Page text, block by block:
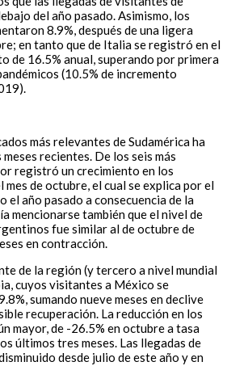
del año pasado. Asimismo, los
8.9%, después de una ligera
en tanto que de Italia se registró en el
de 16.5% anual, superando por primera
(10.5% de incremento
más relevantes de Sudamérica ha
recientes. De los seis más
registró un crecimiento en los
de octubre, el cual se explica por el
el año pasado a consecuencia de la
mencionarse también que el nivel de
fue similar al de octubre de
en contracción.
de la región (y tercero a nivel mundial
cuyos visitantes a México se
sumando nueve meses en declive
recuperación. La reducción en los
mayor, de -26.5% en octubre a tasa
últimos tres meses. Las llegadas de
desde julio de este año y en